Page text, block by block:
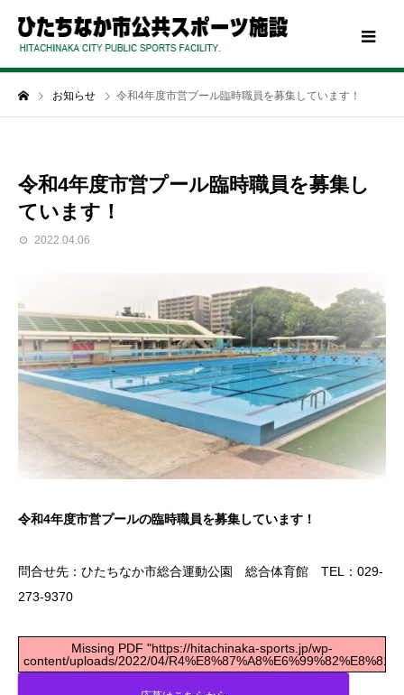
お知らせ 令和4年度市営プール臨時職員を募集しています！
令和4年度市営プール臨時職員を募集し
ています！
2022.04.06
令和4年度市営プールの臨時職員を募集しています！
問合せ先：ひたちなか市総合運動公園 総合体育館 TEL：029-
273-9370
Missing PDF "https://hitachinaka-sports.jp/wp-
content/uploads/2022/04/